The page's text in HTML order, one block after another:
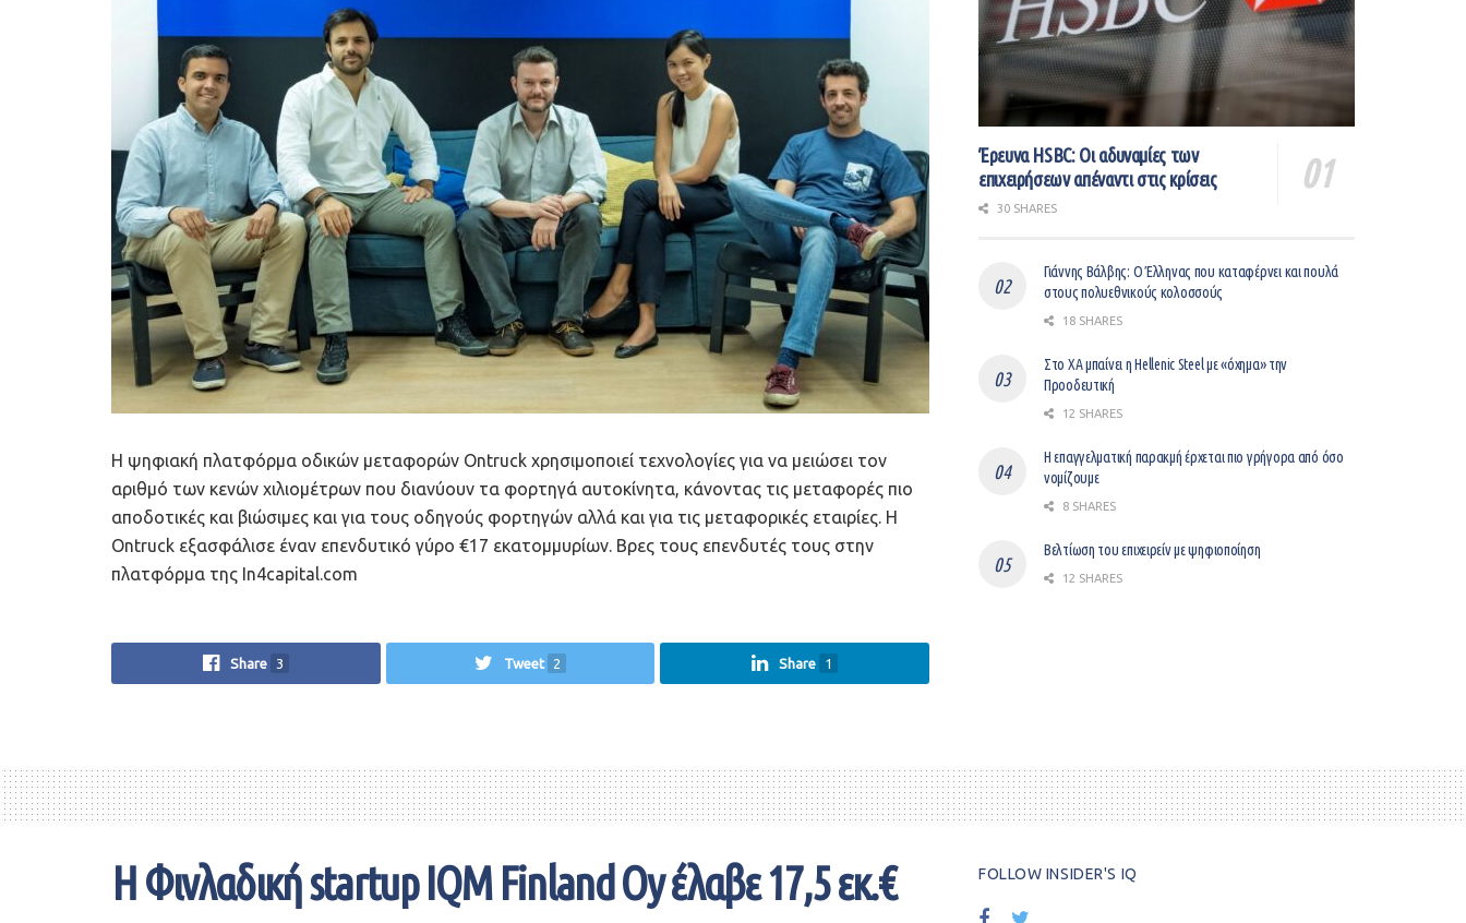
Η ψηφιακή πλατφόρμα οδικών μεταφορών Ontruck χρησιμοποιεί τεχνολογίες για να μειώσει τον
αριθμό των κενών χιλιομέτρων που διανύουν τα φορτηγά αυτοκίνητα, κάνοντας τις μεταφορές πιο
αποδοτικές και βιώσιμες και για τους οδηγούς φορτηγών αλλά και για τις μεταφορικές εταιρίες. Η
Ontruck εξασφάλισε έναν επενδυτικό γύρο €17 εκατομμυρίων. Βρες τους επενδυτές τους στην
πλατφόρμα της In4capital.com
Share 3 Tweet 2 Share 1
Έρευνα HSBC: Οι αδυναμίες των
επιχειρήσεων απέναντι στις κρίσεις
30 SHARES
Γιάννης Βάλβης: O Έλληνας που καταφέρνει και πουλά
στους πολυεθνικούς κολοσσούς
18 SHARES
Στο ΧΑ μπαίνει η Hellenic Steel με «όχημα» την
Προοδευτική
12 SHARES
Η επαγγελματική παρακμή έρχεται πιο γρήγορα από όσο
νομίζουμε
8 SHARES
Βελτίωση του επιχειρείν με ψηφιοποίηση
12 SHARES
Η Φινλαδική startup IQM Finland Oy έλαβε 17,5 εκ.€ FOLLOW INSIDER'S IQ